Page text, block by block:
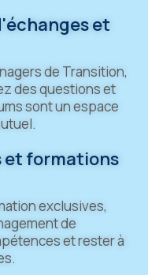
et
de Transition,
des questions et
sont un espace
et formations
exclusives,
de
et rester à